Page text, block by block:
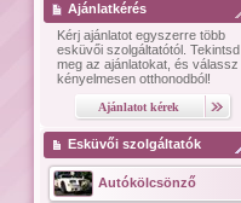
Ajánlatkérés
Kérj ajánlatot egyszerre több
esküvői szolgáltatótól. Tekintsd
meg az ajánlatokat, és válassz
kényelmesen otthonodból!
Esküvői szolgáltatók
Autókölcsönző